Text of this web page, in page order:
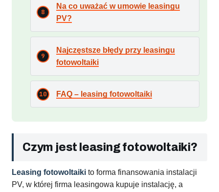
Na co uważać w umowie leasingu
PV?
Najczęstsze błędy przy leasingu
fotowoltaiki
FAQ – leasing fotowoltaiki
Czym jest leasing fotowoltaiki?
Leasing fotowoltaiki to forma finansowania instalacji
PV, w której firma leasingowa kupuje instalację, a